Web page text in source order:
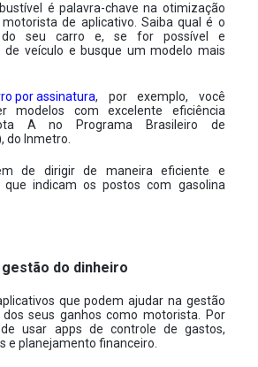
é palavra-chave na otimização
de aplicativo. Saiba qual é o
do seu carro e, se for possível e
de veículo e busque um modelo mais
por assinatura, por exemplo, você
modelos com excelente eficiência
A no Programa Brasileiro de
do Inmetro.
de dirigir de maneira eficiente e
que indicam os postos com gasolina
do dinheiro
que podem ajudar na gestão
seus ganhos como motorista. Por
usar apps de controle de gastos,
e planejamento financeiro.